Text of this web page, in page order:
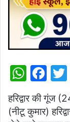
W
at
F
a
c
हरिद्वार की गूंज
(नीटू कुमार)